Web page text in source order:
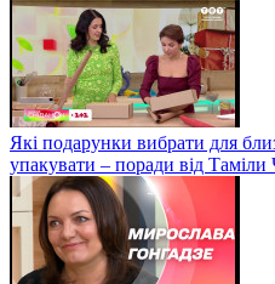
Які подарунки вибрати для
упакувати – поради від Таміли